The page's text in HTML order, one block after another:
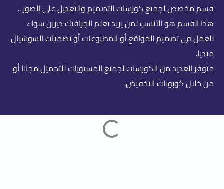
قسم مخصص لجميع كورسات التصميم والتعديل على الصور ..
هذا القسم هو الأنسب لمن يريد تعلم الجرافيك ديزين سواء
للعمل فى تصميم المواقع أو المطبوعات أو تصميات السوشيال
ميديا.
متوفر العديد من الكورسات لجميع المستويات للتحميل مجانا أو
من خلال كوبونات التخفيض.